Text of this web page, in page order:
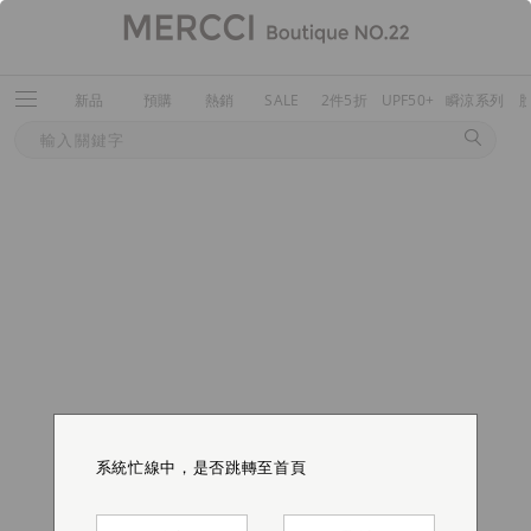
新品 預購 熱銷 SALE 2件5折 UPF50+ 瞬涼系列
系統忙線中，是否跳轉至首頁
系統忙線中，是否跳轉至首頁
系統忙線中，是否跳轉至首頁
系統忙線中，是否跳轉至首頁
系統忙線中，是否跳轉至首頁